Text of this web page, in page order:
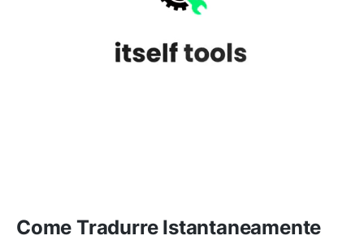
Come Tradurre Istantaneamente